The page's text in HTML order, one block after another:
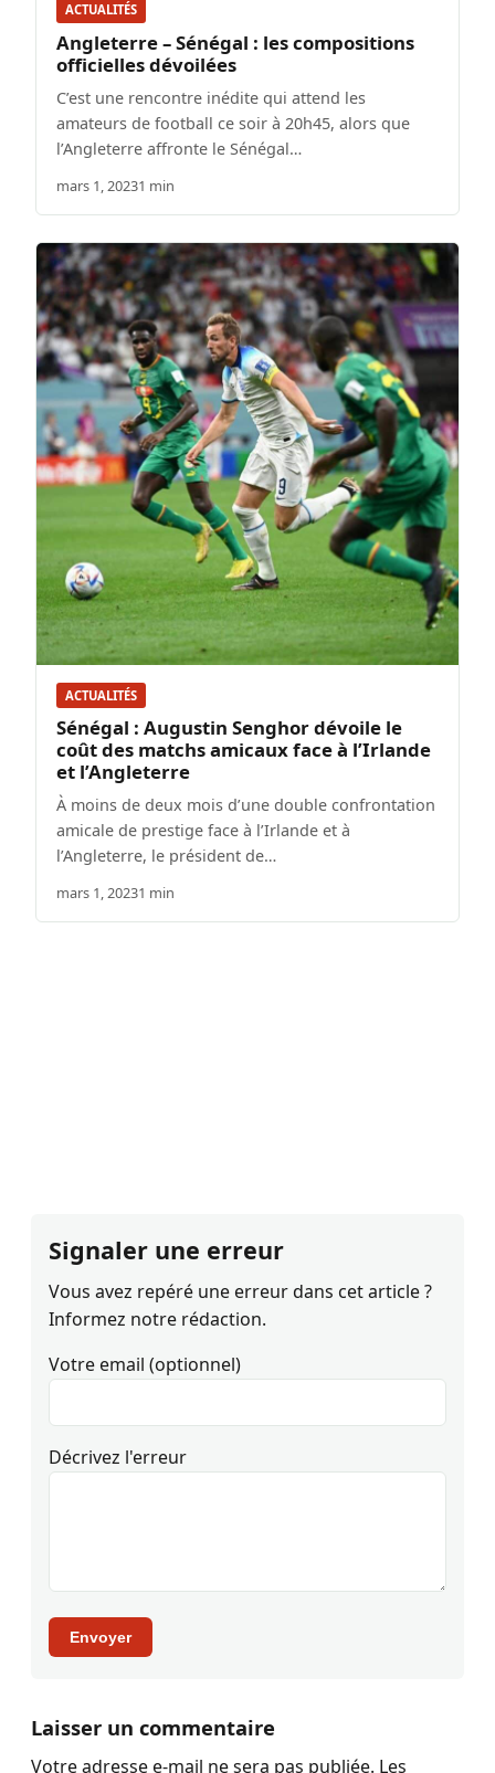
ACTUALITÉS
Angleterre – Sénégal : les compositions
officielles dévoilées
C’est une rencontre inédite qui attend les
amateurs de football ce soir à 20h45, alors que
l’Angleterre affronte le Sénégal…
mars 1, 20231 min
ACTUALITÉS
Sénégal : Augustin Senghor dévoile le
coût des matchs amicaux face à l’Irlande
et l’Angleterre
À moins de deux mois d’une double confrontation
amicale de prestige face à l’Irlande et à
l’Angleterre, le président de…
mars 1, 20231 min
Signaler une erreur
Vous avez repéré une erreur dans cet article ?
Informez notre rédaction.
Votre email (optionnel)
Décrivez l'erreur
Envoyer
Laisser un commentaire
Votre adresse e-mail ne sera pas publiée. Les